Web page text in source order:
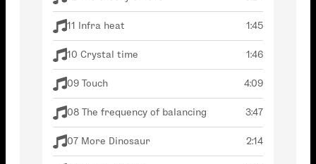
11 Infra heat 1:45
10 Crystal time 1:46
09 Touch 4:09
08 The frequency of balancing 3:47
07 More Dinosaur 2:14